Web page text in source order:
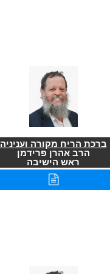
ברכת הריח מקורה ועניניה
הרב אהרן פרידמן
ראש הישיבה